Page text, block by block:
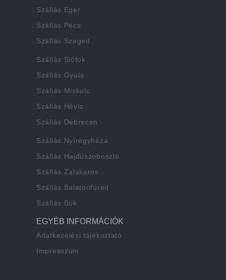
Szállás Eger
Szállás Pécs
Szállás Szeged
Szállás Siófok
Szállás Gyula
Szállás Miskolc
Szállás Hévíz
Szállás Debrecen
Szállás Nyíregyháza
Szállás Hajdúszoboszló
Szállás Zalakaros
Szállás Balatonfüred
Szállás Bük
EGYÉB INFORMÁCIÓK
Adatkezelési tájékoztató
Impresszum